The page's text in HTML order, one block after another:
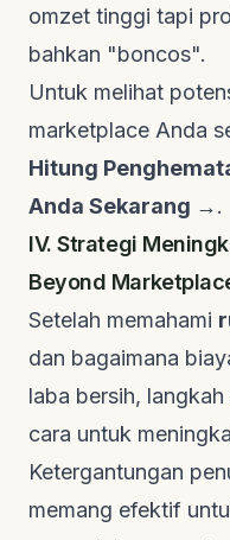
omzet tinggi tapi
bahkan "boncos".
Untuk melihat
marketplace Anda
Hitung
Anda Sekarang →.
IV. Strategi
Beyond
Setelah memahami
dan bagaimana
laba bersih,
cara untuk
Ketergantungan
memang efektif